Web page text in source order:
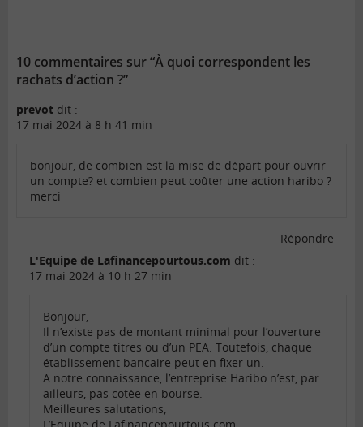
10 commentaires sur “À quoi correspondent les
rachats d’action ?”
prevot dit :
17 mai 2024 à 8 h 41 min
bonjour, de combien est la mise de départ pour ouvrir
un compte? et combien peut coûter une action haribo ?
merci
Répondre
L'Equipe de Lafinancepourtous.com dit :
17 mai 2024 à 10 h 27 min
Bonjour,
Il n’existe pas de montant minimal pour l’ouverture
d’un compte titres ou d’un PEA. Toutefois, chaque
établissement bancaire peut en fixer un.
A notre connaissance, l’entreprise Haribo n’est, par
ailleurs, pas cotée en bourse.
Meilleures salutations,
L’Equipe de Lafinancepourtous.com